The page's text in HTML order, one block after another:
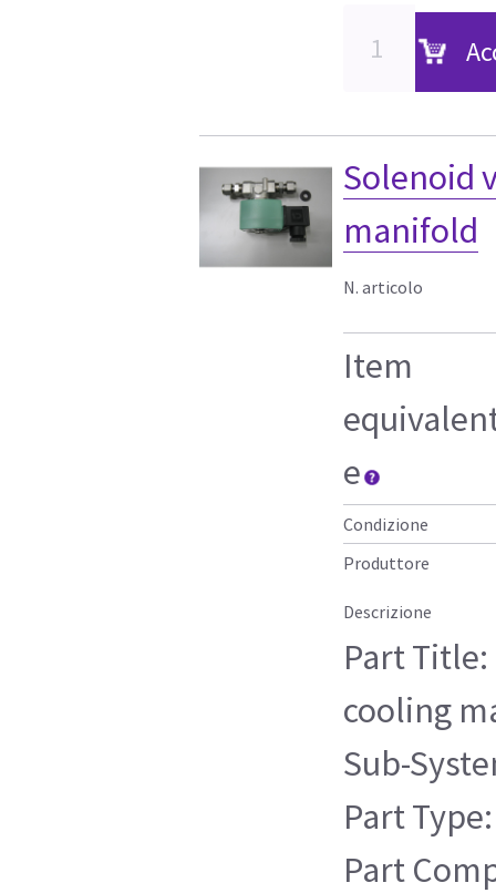
Solenoid
manifold
N. articolo
Item
e
Condizione
Produttore
Descrizione
Part
cooling
Sub-
Part Type:
Part